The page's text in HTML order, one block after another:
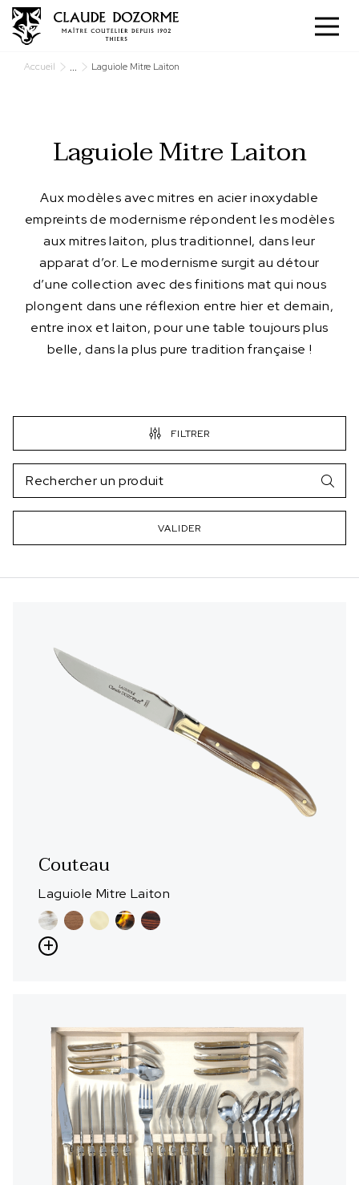
Accueil ... Laguiole Mitre Laiton
Laguiole Mitre Laiton
Aux modèles avec mitres en acier inoxydable
empreints de modernisme répondent les modèles
aux mitres laiton, plus traditionnel, dans leur
apparat d’or. Le modernisme surgit au détour
d’une collection avec des finitions mat qui nous
plongent dans une réflexion entre hier et demain,
entre inox et laiton, pour une table toujours plus
belle, dans la plus pure tradition française !
FILTRER
VALIDER
Couteau
Laguiole Mitre Laiton
Panneau de gestion des cookies